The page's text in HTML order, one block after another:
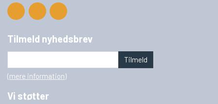
Tilmeld nyhedsbrev
Tilmeld
(mere information)
Vi støtter